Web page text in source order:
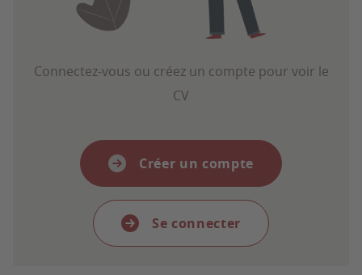
Connectez-vous ou créez un compte pour voir le
CV
Créer un compte
Se connecter